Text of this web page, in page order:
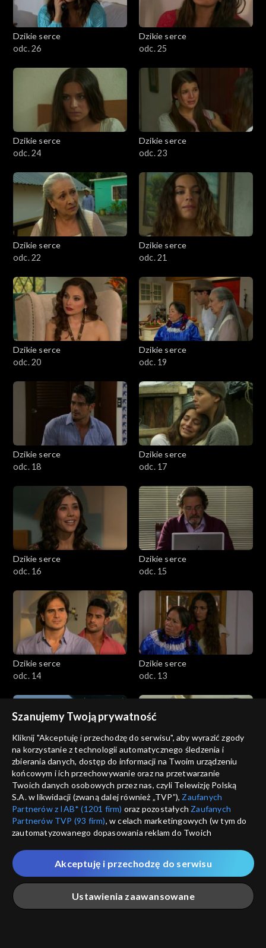
Dzikie serce
odc. 26
Dzikie serce
odc. 25
Dzikie serce
odc. 24
Dzikie serce
odc. 23
Dzikie serce
odc. 22
Dzikie serce
odc. 21
Dzikie serce
odc. 20
Dzikie serce
odc. 19
Dzikie serce
odc. 18
Dzikie serce
odc. 17
Dzikie serce
odc. 16
Dzikie serce
odc. 15
Dzikie serce
odc. 14
Dzikie serce
odc. 13
Dzikie serce
odc. 12
Dzikie serce
odc. 11
Dzikie serce
odc. 10
Dzikie serce
odc. 9
Szanujemy Twoją prywatność
Kliknij "Akceptuję i przechodzę do serwisu", aby wyrazić zgody
na korzystanie z technologii automatycznego śledzenia i
zbierania danych, dostęp do informacji na Twoim urządzeniu
końcowym i ich przechowywanie oraz na przetwarzanie
Twoich danych osobowych przez nas, czyli Telewizję Polską
S.A. w likwidacji (zwaną dalej również „TVP”), Zaufanych
Partnerów z IAB* (1201 firm) oraz pozostałych Zaufanych
Partnerów TVP (93 firm), w celach marketingowych (w tym do
zautomatyzowanego dopasowania reklam do Twoich
które wskazujemy poniżej, a także zgody na udostępnianie
przez nas identyfikatora PPID do Google.
Twoje dane osobowe zbierane podczas odwiedzania przez
Ciebie naszych
poszczególnych serwisówzwanych dalej
„Portalem”, w tym informacje zapisywane za pomocą
Ustawienia zaawansowane
Akceptuję i przechodzę do serwisu